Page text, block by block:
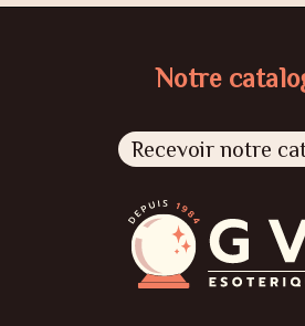
Notre
Recevoir notre